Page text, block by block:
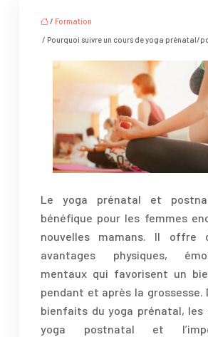
/ Formation
/ Pourquoi suivre un cours de yoga prénatal/
Le yoga prénatal et
bénéfique pour les femmes
nouvelles mamans. Il offre
avantages physiques,
mentaux qui favorisent un
pendant et après la grossesse.
bienfaits du yoga prénatal, les
yoga postnatal et